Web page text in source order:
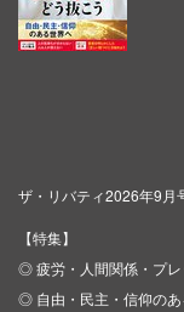
ザ・リバティ2026年9月
【特集】
◎ 疲労・人間関係・プレ
◎ 自由・民主・信仰の